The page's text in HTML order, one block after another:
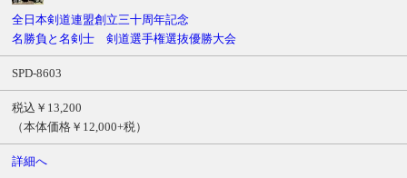
全日本剣道連盟創立三十周年記念
名勝負と名剣士 剣道選手権選抜優勝大会
SPD-8603
税込￥13,200
（本体価格￥12,000+税）
詳細へ